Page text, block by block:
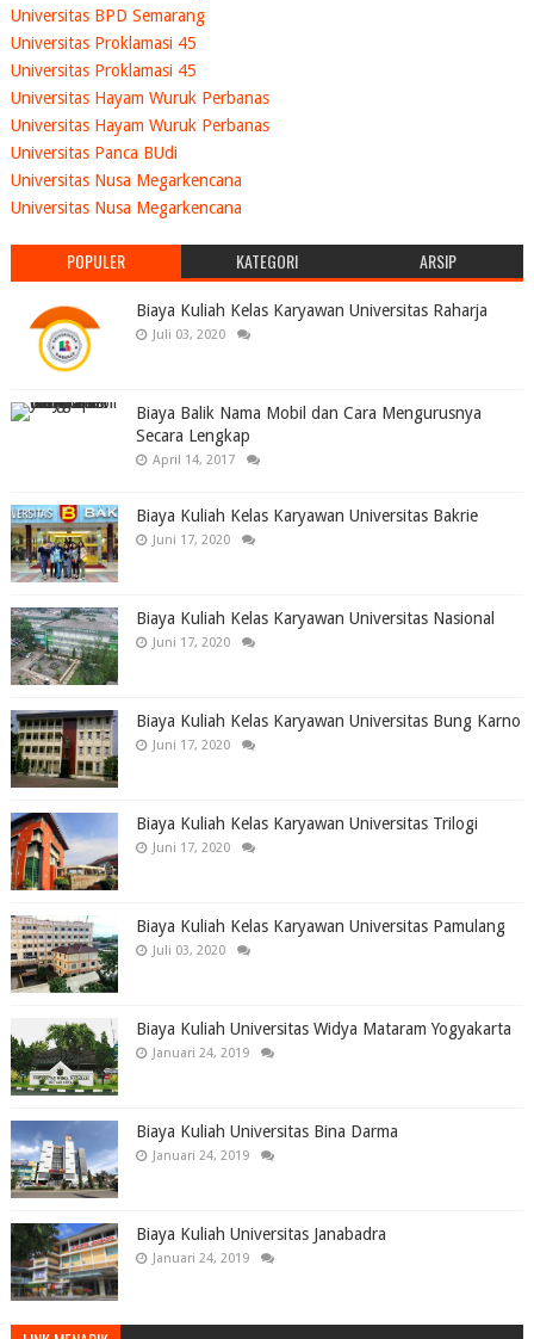
Universitas BPD Semarang
Universitas Proklamasi 45
Universitas Proklamasi 45
Universitas Hayam Wuruk Perbanas
Universitas Hayam Wuruk Perbanas
Universitas Panca BUdi
Universitas Nusa Megarkencana
Universitas Nusa Megarkencana
POPULER KATEGORI ARSIP
Biaya Kuliah Kelas Karyawan Universitas Raharja
Juli 03, 2020
Biaya Balik Nama Mobil dan Cara Mengurusnya
Secara Lengkap
April 14, 2017
Biaya Kuliah Kelas Karyawan Universitas Bakrie
Juni 17, 2020
Biaya Kuliah Kelas Karyawan Universitas Nasional
Juni 17, 2020
Biaya Kuliah Kelas Karyawan Universitas Bung Karno
Juni 17, 2020
Biaya Kuliah Kelas Karyawan Universitas Trilogi
Juni 17, 2020
Biaya Kuliah Kelas Karyawan Universitas Pamulang
Juli 03, 2020
Biaya Kuliah Universitas Widya Mataram Yogyakarta
Januari 24, 2019
Biaya Kuliah Universitas Bina Darma
Januari 24, 2019
Biaya Kuliah Universitas Janabadra
Januari 24, 2019